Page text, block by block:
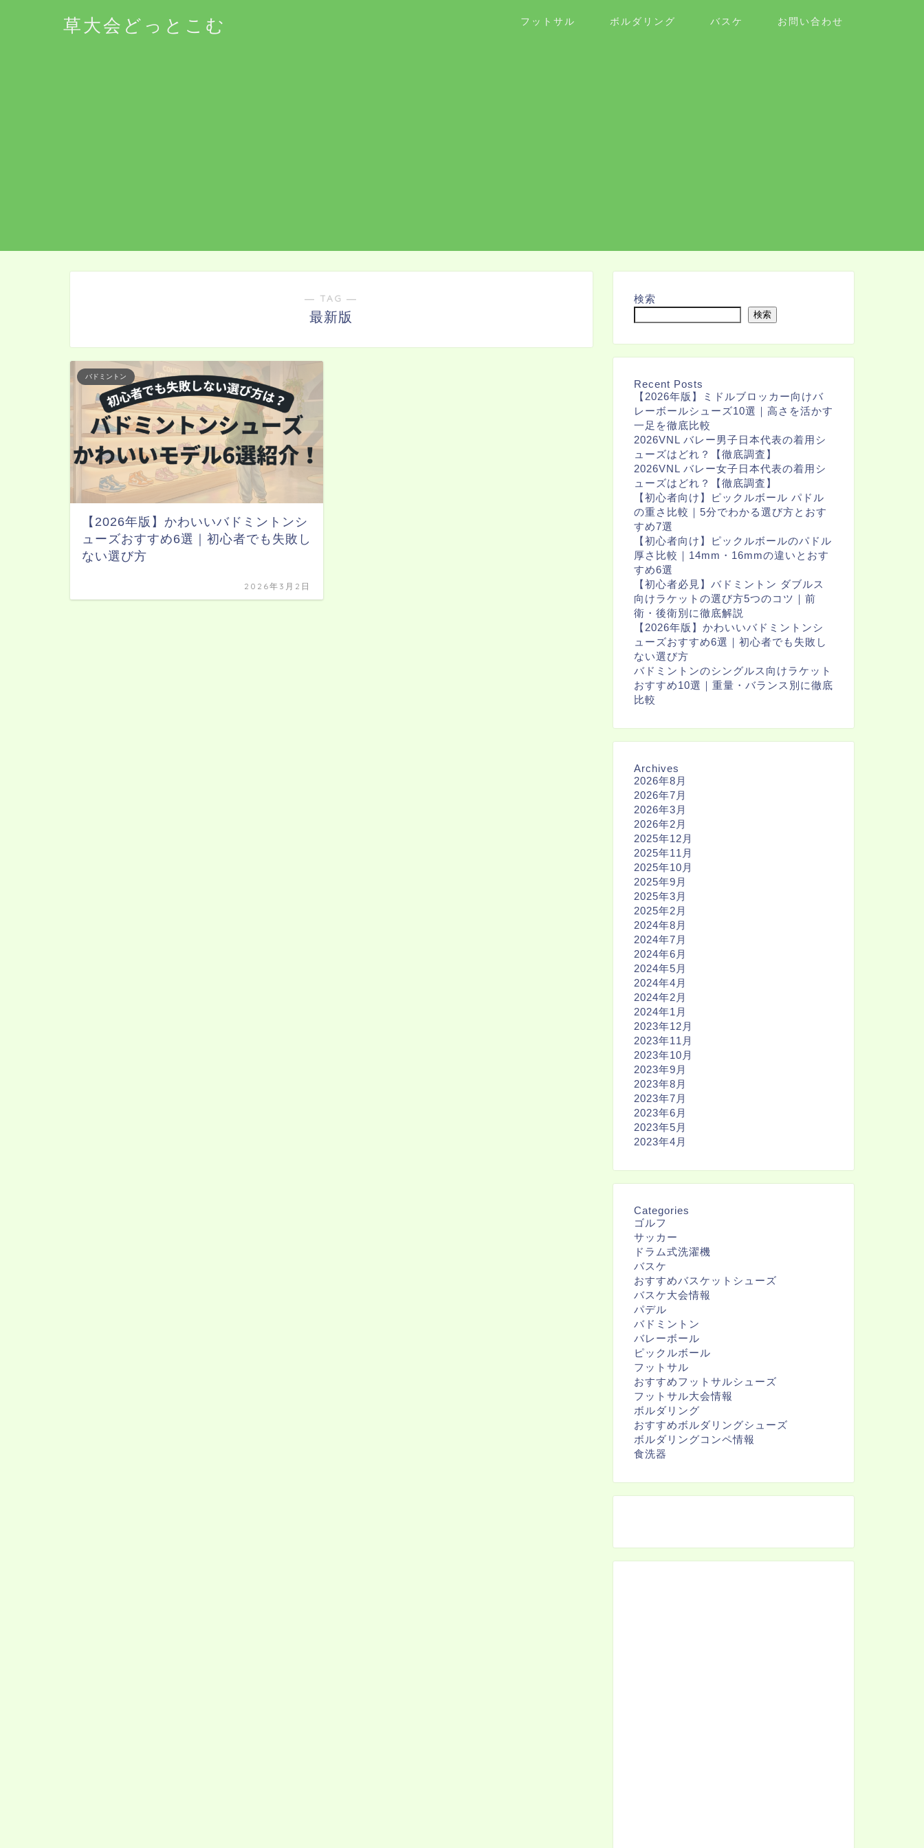
草大会どっとこむ フットサル ボルダリング バスケ お問い合わせ
― TAG ―
最新版
バドミントン
【2026年版】かわいいバドミントンシ
ューズおすすめ6選｜初心者でも失敗し
ない選び方
2026年3月2日
検索
検索
Recent Posts
【2026年版】ミドルブロッカー向けバ
レーボールシューズ10選｜高さを活かす
一足を徹底比較
2026VNL バレー男子日本代表の着用シ
ューズはどれ？【徹底調査】
2026VNL バレー女子日本代表の着用シ
ューズはどれ？【徹底調査】
【初心者向け】ピックルボール パドル
の重さ比較｜5分でわかる選び方とおす
すめ7選
【初心者向け】ピックルボールのパドル
厚さ比較｜14mm・16mmの違いとおす
すめ6選
【初心者必見】バドミントン ダブルス
向けラケットの選び方5つのコツ｜前
衛・後衛別に徹底解説
【2026年版】かわいいバドミントンシ
ューズおすすめ6選｜初心者でも失敗し
ない選び方
バドミントンのシングルス向けラケット
おすすめ10選｜重量・バランス別に徹底
比較
Archives
2026年8月
2026年7月
2026年3月
2026年2月
2025年12月
2025年11月
2025年10月
2025年9月
2025年3月
2025年2月
2024年8月
2024年7月
2024年6月
2024年5月
2024年4月
2024年2月
2024年1月
2023年12月
2023年11月
2023年10月
2023年9月
2023年8月
2023年7月
2023年6月
2023年5月
2023年4月
Categories
ゴルフ
サッカー
ドラム式洗濯機
バスケ
おすすめバスケットシューズ
バスケ大会情報
パデル
バドミントン
バレーボール
ピックルボール
フットサル
おすすめフットサルシューズ
フットサル大会情報
ボルダリング
おすすめボルダリングシューズ
ボルダリングコンペ情報
食洗器